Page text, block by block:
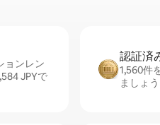
ョンレン
JPYで
認証済
1,560件
ましょう